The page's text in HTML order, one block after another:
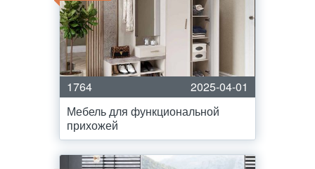
1764
2025-04-01
Мебель для функциональной
прихожей